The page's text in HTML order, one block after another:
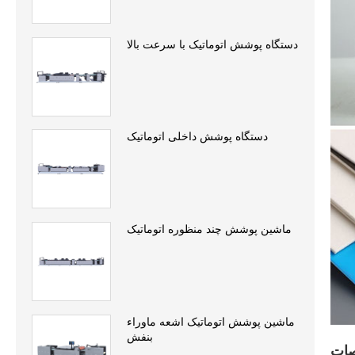
دستگاه پوشش اتوماتیک با سرعت بالا
دستگاه پوشش داخلی اتوماتیک
ماشین پوشش چند منظوره اتوماتیک
ماشین پوشش اتوماتیک اشعه ماوراء
بنفش